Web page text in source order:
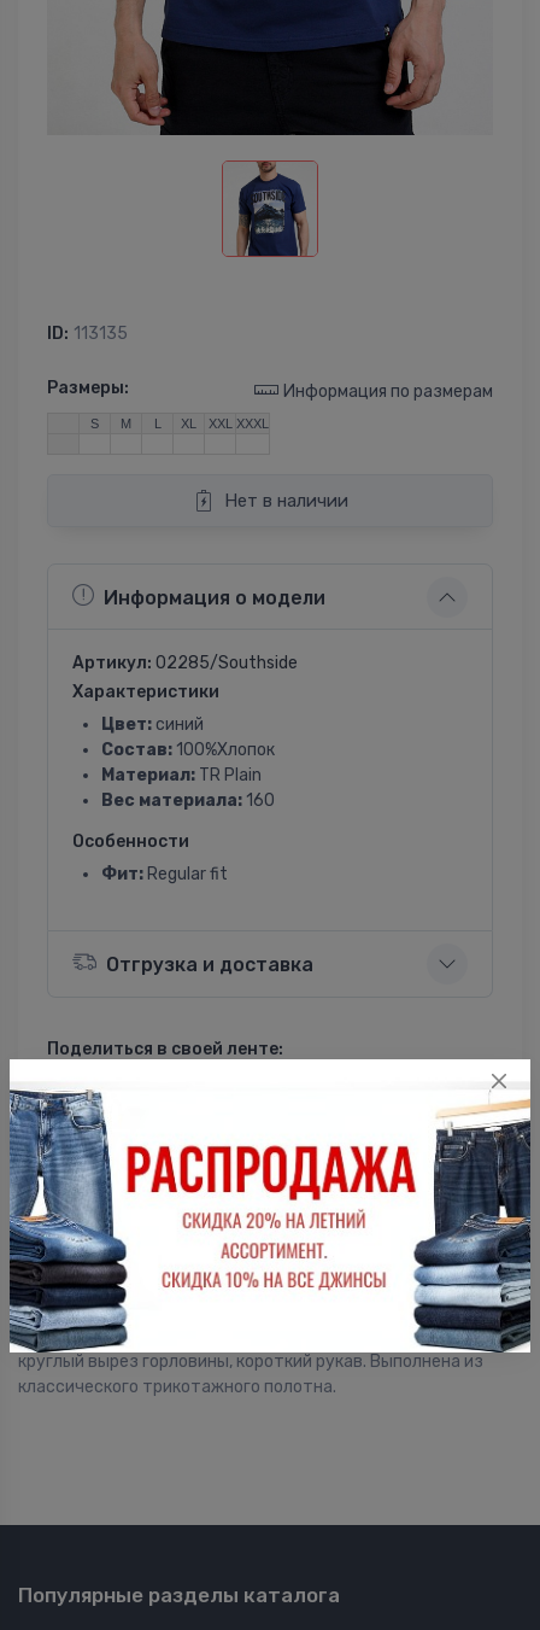
ID: 113135
Размеры: Информация по размерам
S M L XL XXL XXXL
Нет в наличии
Информация о модели
Артикул: 02285/Southside
Характеристики
Цвет: синий
Состав: 100%Хлопок
Материал: TR Plain
Вес материала: 160
Особенности
Фит: Regular fit
Отгрузка и доставка
Поделиться в своей ленте:
ВКонтакте
Описание
Мужская футболка F5, Regular fit (полуприлегающий силуэт),
круглый вырез горловины, короткий рукав. Выполнена из
классического трикотажного полотна.
Популярные разделы каталога